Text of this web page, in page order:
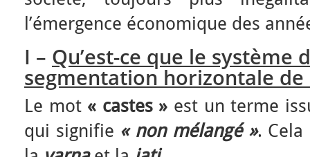
l’émergence économique des
I – Qu’est-ce que le système
segmentation horizontale de
Le mot « castes » est un terme
qui signifie « non mélangé ».